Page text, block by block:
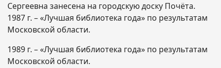
Сергеевна занесена на городскую доску Почёта.
1987 г. – «Лучшая библиотека года» по результатам
Московской области.
1989 г. – «Лучшая библиотека года» по результатам
Московской области.